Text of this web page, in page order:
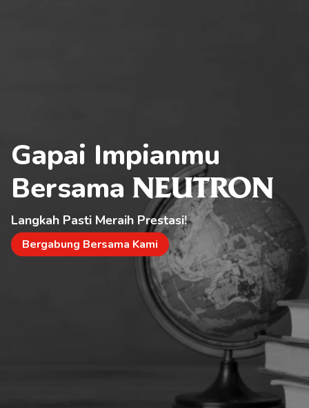
Gapai Impianmu
Bersama NEUTRON
Langkah Pasti Meraih Prestasi!
Bergabung Bersama Kami